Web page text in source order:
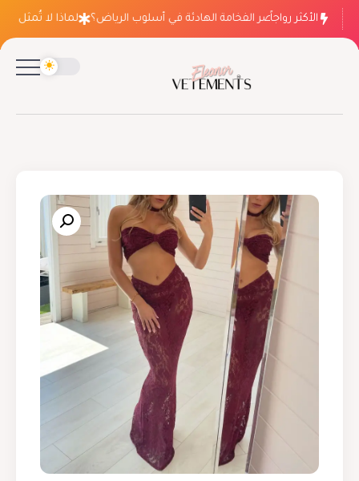
الأكثر رواجاً
لماذا ينتصر الفخامة الهادئة في أسلوب الرياض؟ لماذا لا تُمثل